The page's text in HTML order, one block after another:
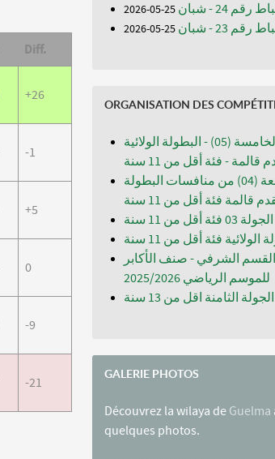
Diff.
+26
-1
+5
0
-9
-21
24 - شبان 25-05-2026
23 - شبان 25-05-2026
ORGANISATION DES
مباريات الجولة الخامسة (05) - البطولة الولائية
قالمة - فئة أقل من 11 سنة
مباريات الجولة الرابعة (04) من منافسات البطولة
قالمة فئة أقل من 11 سنة
أقل من 11 سنة
فئة أقل من 11 سنة
الجولة 15 - القسم الشرفي - صنف الأكابر
للموسم الرياضي 2025/2026
الجولة الثامنة اقل من 13 سنة
GALERIE PHOTOS
Découvrez la wilaya de Guelma
quelques photos.